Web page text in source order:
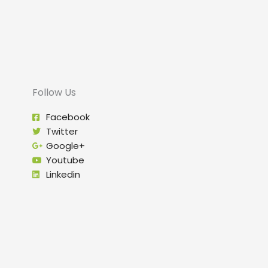
Follow Us
Facebook
Twitter
Google+
Youtube
Linkedin